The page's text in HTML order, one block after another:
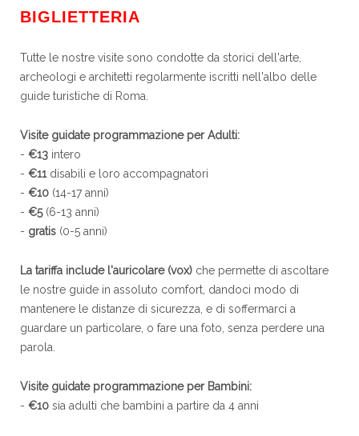
BIGLIETTERIA
Tutte le nostre visite sono condotte da storici dell'arte,
archeologi e architetti regolarmente iscritti nell'albo delle
guide turistiche di Roma.
Visite guidate programmazione per Adulti:
- €13 intero
- €11disabili e loro accompagnatori
- €10 (14-17 anni)
- €5(6-13 anni)
- gratis (0-5 anni)
La tariffa include l'auricolare (vox) che permette di ascoltare
le nostre guide in assoluto comfort, dandoci modo di
mantenere le distanze di sicurezza, e di soffermarci a
guardare un particolare, o fare una foto, senza perdere una
parola.
Visite guidate programmazione per Bambini:
- €10 sia adulti che bambini a partire da 4 anni